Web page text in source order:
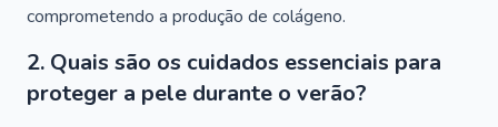
comprometendo a produção de colágeno.
2. Quais são os cuidados essenciais para
proteger a pele durante o verão?